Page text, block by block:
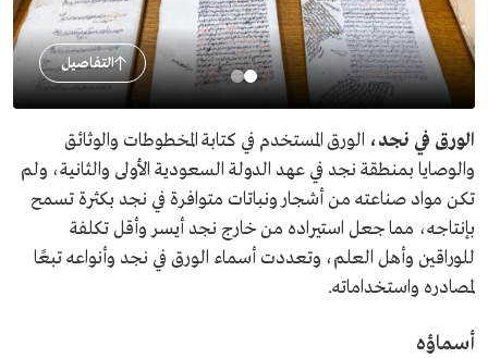
التفاصيل
الورق في نجد، الورق المستخدم في كتابة المخطوطات والوثائق
والوصايا بمنطقة نجد في عهد الدولة السعودية الأولى والثانية، ولم
تكن مواد صناعته من أشجار ونباتات متوافرة في نجد بكثرة تسمح
بإنتاجه، مما جعل استيراده من خارج نجد أيسر وأقل تكلفة
للوراقين وأهل العلم، وتعددت أسماء الورق في نجد وأنواعه تبعًا
لمصادره واستخداماته.
أسماؤه